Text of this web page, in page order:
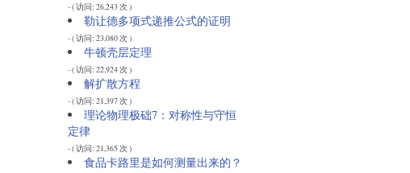
- ( 访问: 26,243 次 )
勒让德多项式递推公式的证明
- ( 访问: 23,080 次 )
牛顿壳层定理
- ( 访问: 22,924 次 )
解扩散方程
- ( 访问: 21,397 次 )
理论物理极础7：对称性与守恒
定律
- ( 访问: 21,365 次 )
食品卡路里是如何测量出来的？